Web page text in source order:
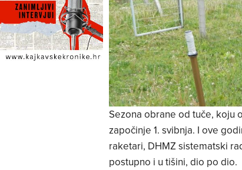
Sezona obrane od tuče, koju
započinje 1. svibnja. I ove
raketari, DHMZ sistematski
postupno i u tišini, dio po dio.